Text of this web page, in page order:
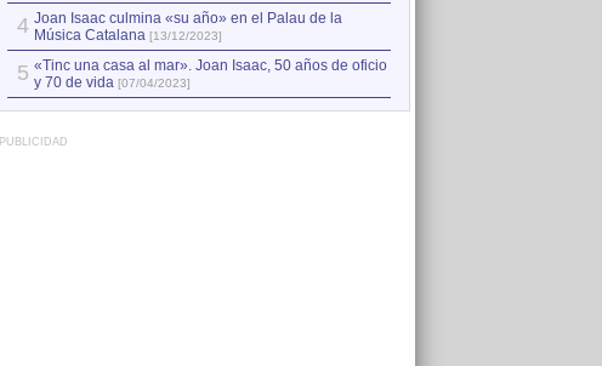
4 Joan Isaac culmina «su año» en el Palau de la
Música Catalana [13/12/2023]
5 «Tinc una casa al mar». Joan Isaac, 50 años de oficio
y 70 de vida [07/04/2023]
PUBLICIDAD